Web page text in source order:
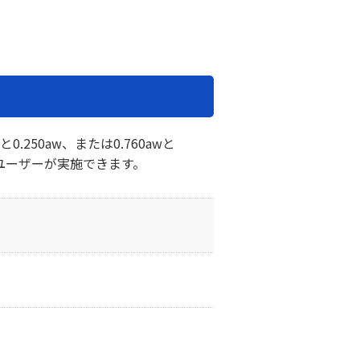
0.250aw、または0.760awと
ザーが実施できます。